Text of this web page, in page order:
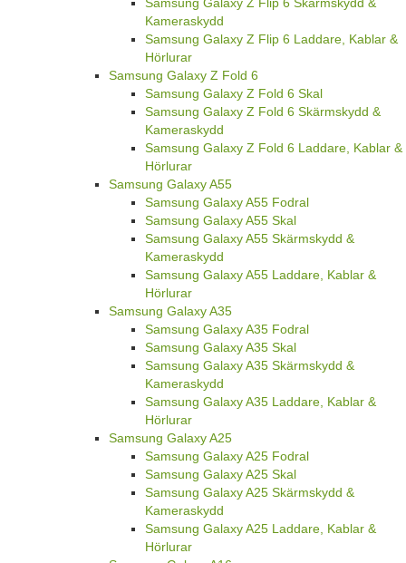
Samsung Galaxy Z Flip 6 Skärmskydd &
Kameraskydd
Samsung Galaxy Z Flip 6 Laddare, Kablar &
Hörlurar
Samsung Galaxy Z Fold 6
Samsung Galaxy Z Fold 6 Skal
Samsung Galaxy Z Fold 6 Skärmskydd &
Kameraskydd
Samsung Galaxy Z Fold 6 Laddare, Kablar &
Hörlurar
Samsung Galaxy A55
Samsung Galaxy A55 Fodral
Samsung Galaxy A55 Skal
Samsung Galaxy A55 Skärmskydd &
Kameraskydd
Samsung Galaxy A55 Laddare, Kablar &
Hörlurar
Samsung Galaxy A35
Samsung Galaxy A35 Fodral
Samsung Galaxy A35 Skal
Samsung Galaxy A35 Skärmskydd &
Kameraskydd
Samsung Galaxy A35 Laddare, Kablar &
Hörlurar
Samsung Galaxy A25
Samsung Galaxy A25 Fodral
Samsung Galaxy A25 Skal
Samsung Galaxy A25 Skärmskydd &
Kameraskydd
Samsung Galaxy A25 Laddare, Kablar &
Hörlurar